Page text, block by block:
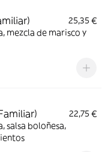
25,35 €
mezcla de marisco y
22,75 €
salsa boloñesa,